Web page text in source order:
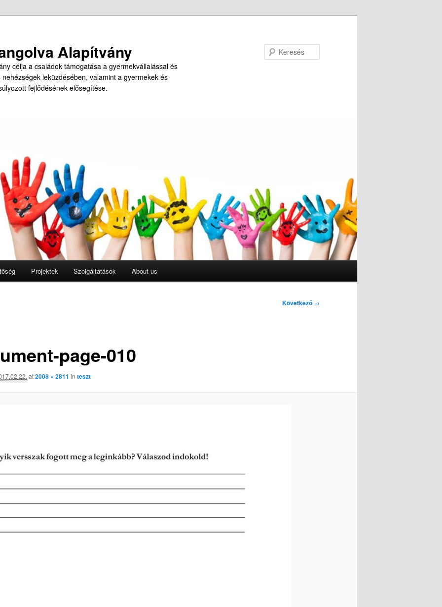
Alapítvány
célja a családok támogatása a gyermekvállalással és
leküzdésében, valamint a gyermekek és
fejlődésének elősegítése.
Projektek Szolgáltatások About us
Következő →
page-010
at2008 × 2811 in teszt